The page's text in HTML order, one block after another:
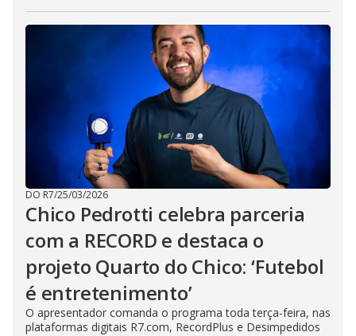
DO R7/25/03/2026
Chico Pedrotti celebra parceria
com a RECORD e destaca o
projeto Quarto do Chico: ‘Futebol
é entretenimento’
O apresentador comanda o programa toda terça-feira, nas
plataformas digitais R7.com, RecordPlus e Desimpedidos